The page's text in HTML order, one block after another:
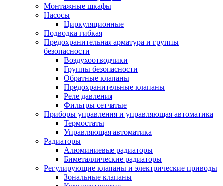
Монтажные шкафы
Насосы
Циркуляционные
Подводка гибкая
Предохранительная арматура и группы
безопасности
Воздухоотводчики
Группы безопасности
Обратные клапаны
Предохранительные клапаны
Реле давления
Фильтры сетчатые
Приборы управления и управляющая автоматика
Термостаты
Управляющая автоматика
Радиаторы
Алюминиевые радиаторы
Биметаллические радиаторы
Регулирующие клапаны и электрические приводы
Зональные клапаны